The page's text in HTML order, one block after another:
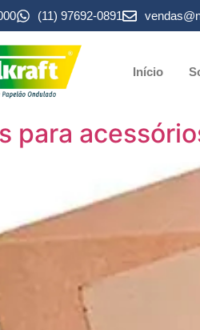
(11) 97692-0891
Início
para